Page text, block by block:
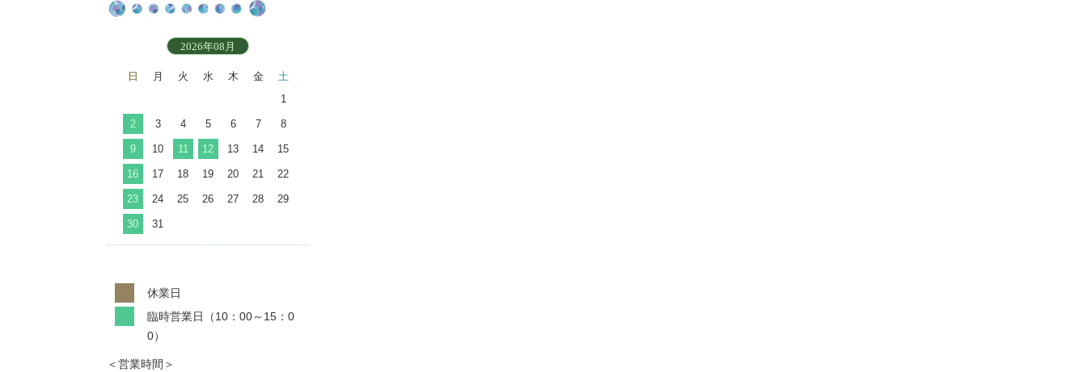
2026年08月
日 月 火 水 木 金
土
1
2 3 4 5 6 7 8
9 10 11 12 13 14 15
16 17 18 19 20 21 22
23 24 25 26 27 28 29
30 31
休業日
臨時営業日（10：00～15：0
0）
＜営業時間＞